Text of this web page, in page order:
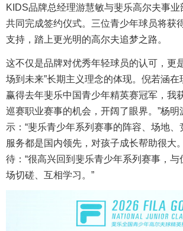
KIDS品牌总经理游慧敏与斐乐高尔夫事
共同完成签约仪式。三位青少年球员将获
支持，踏上更光明的高尔夫追梦之路。
这不仅是品牌对优秀年轻球员的认可，更
场到未来”长期主义理念的体现。倪若涵在
赢得去年斐乐中国青少年精英赛冠军，我
巡赛职业赛事的机会，开阔了眼界。”杨明
示：“斐乐青少年系列赛事的阵容、场地、
服务都是国内领先，对孩子成长帮助很大
待：“很高兴回到斐乐青少年系列赛事，与
场切磋、互相学习。”